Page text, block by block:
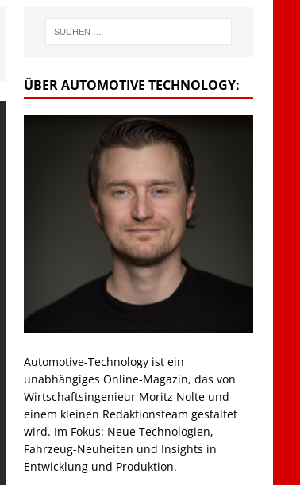
ÜBER AUTOMOTIVE TECHNOLOGY:
Automotive-Technology ist ein
unabhängiges Online-Magazin, das von
Wirtschaftsingenieur Moritz Nolte und
einem kleinen Redaktionsteam gestaltet
wird. Im Fokus: Neue Technologien,
Fahrzeug-Neuheiten und Insights in
Entwicklung und Produktion.